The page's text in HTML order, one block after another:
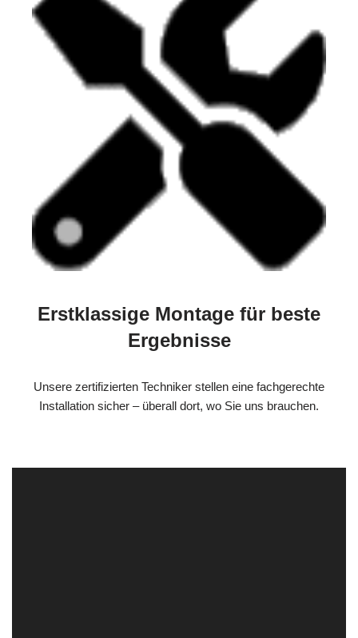
Erstklassige Montage für beste
Ergebnisse
Unsere zertifizierten Techniker stellen eine fachgerechte
Installation sicher – überall dort, wo Sie uns brauchen.